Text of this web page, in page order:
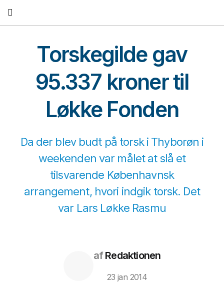
Torskegilde gav
95.337 kroner til
Løkke Fonden
Da der blev budt på torsk i Thyborøn i
weekenden var målet at slå et
tilsvarende Københavnsk
arrangement, hvori indgik torsk. Det
var Lars Løkke Rasmu
afRedaktionen
23 jan 2014